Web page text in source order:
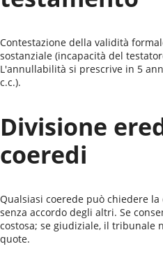
Contestazione della validità
sostanziale (incapacità del
L'annullabilità si prescrive in 5
c.c.).
Divisione
coeredi
Qualsiasi coerede può chiedere
senza accordo degli altri. Se
costosa; se giudiziale, il tribunale
quote.